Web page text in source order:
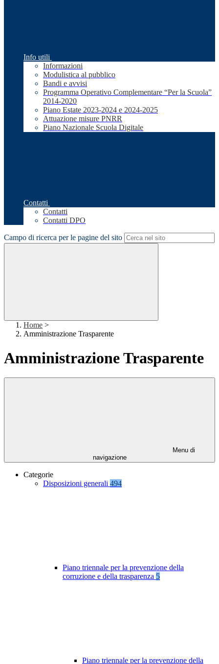
Info utili
Informazioni
Modulistica al pubblico
Bandi e avvisi
Programma Operativo Complementare “Per la Scuola”
2014-2020
Piano Estate 2023-2024 e 2024-2025
Attuazione misure PNRR
Piano Nazionale Scuola Digitale
Contatti
Contatti
Contatti DPO
Campo di ricerca per le pagine del sito
Home >
Amministrazione Trasparente
Amministrazione Trasparente
Menu di
navigazione
Categorie
Disposizioni generali 494
Piano triennale per la prevenzione della
corruzione e della trasparenza 5
Piano triennale per la prevenzione della